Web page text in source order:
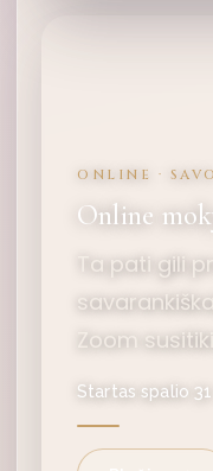
ONLINE ·
Online
Ta pati gili
Zoom
Startas spalio